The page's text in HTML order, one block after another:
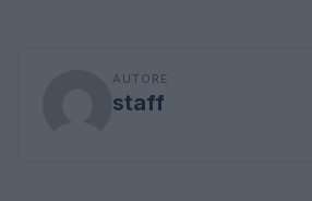
AUTORE
staff